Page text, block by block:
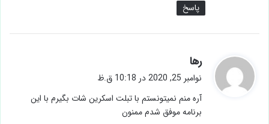
پاسخ
رها
:
نوامبر 25, 2020 در 10:18 ق.ظ
آره منم نمیتونستم با تبلت اسکرین شات بگیرم با این
برنامه موفق شدم ممنون